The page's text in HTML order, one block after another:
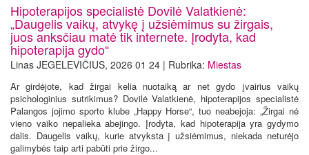
Hipoterapijos specialistė Dovilė Valatkienė:
„Daugelis vaikų, atvykę į užsiėmimus su žirgais,
juos anksčiau matė tik internete. Įrodyta, kad
hipoterapija gydo“
Linas JEGELEVIČIUS, 2026 01 24 | Rubrika: Miestas
Ar girdėjote, kad žirgai kelia nuotaiką ar net gydo įvairius vaikų
psichologinius sutrikimus? Dovilė Valatkienė, hipoterapijos specialistė
Palangos jojimo sporto klube „Happy Horse“, tuo neabejoja: „Žirgai nė
vieno vaiko nepalieka abejingo. Įrodyta, kad hipoterapija yra gydymo
dalis. Daugelis vaikų, kurie atvyksta į užsiėmimus, niekada neturėjo
galimybės taip arti pabūti prie žirgo...